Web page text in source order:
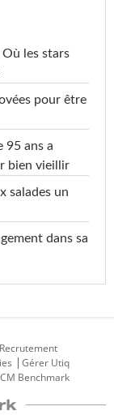
les stars
pour être
95 ans a
bien vieillir
salades un
dans sa
Recrutement
Gérer Utiq
Benchmark